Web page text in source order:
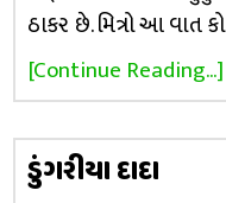
ઠાકર છે. મિત્રો આ વાત
[Continue Reading...]
ડુંગરીયા દાદા